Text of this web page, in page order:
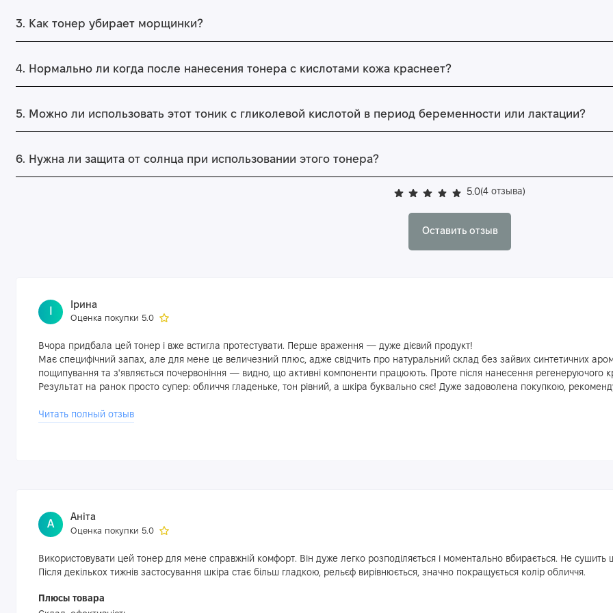
3. Как тонер убирает морщинки?
4. Нормально ли когда после нанесения тонера с кислотами кожа краснеет?
5. Можно ли использовать этот тоник с гликолевой кислотой в период беременности или лактации?
6. Нужна ли защита от солнца при использовании этого тонера?
5.0(4 отзыва)
Оставить отзыв
Ірина
Оценка покупки 5.0
Вчора придбала цей тонер і вже встигла протестувати. Перше враження — дуже дієвий продукт!
Має специфічний запах, але для мене це величезний плюс, адже свідчить про натуральний склад без зайвих синтетичних
пощипування та з'являється почервоніння — видно, що активні компоненти працюють. Проте після нанесення регенеруючого
Результат на ранок просто супер: обличчя гладеньке, тон рівний, а шкіра буквально сяє! Дуже задоволена покупкою,
Читать полный отзыв
А
Аніта
Оценка покупки 5.0
Використовувати цей тонер для мене справжній комфорт. Він дуже легко розподіляється і моментально вбирається. Не сушить
Після декількох тижнів застосування шкіра стає більш гладкою, рельєф вирівнюється, значно покращується колір обличчя.
Плюсы товара